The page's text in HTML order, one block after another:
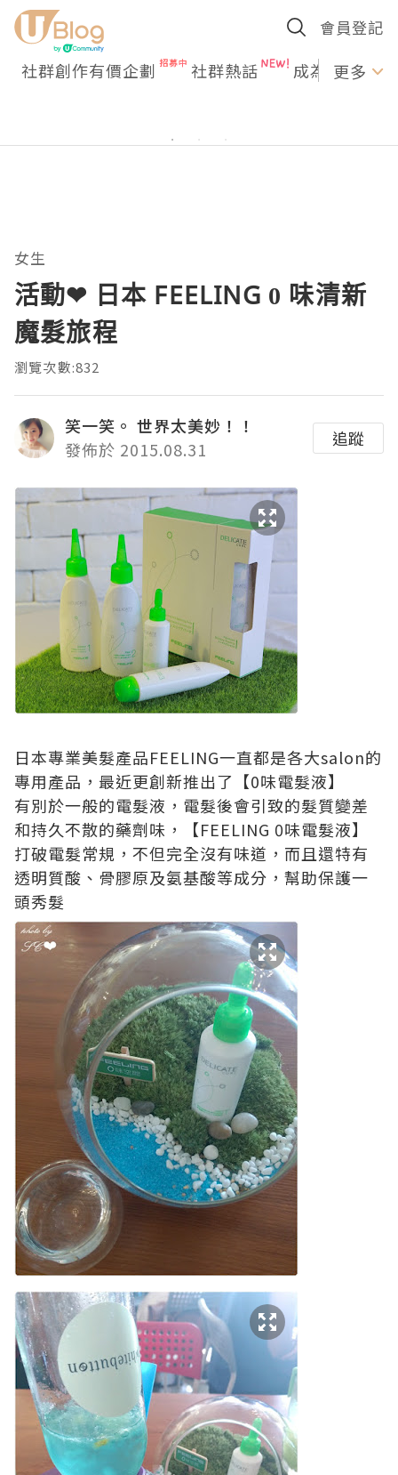
會員登記
社群創作有價企劃 社群熱話 成為U更多
女生
活動❤ 日本 FEELING 0 味清新
魔髮旅程
瀏覽次數:832
笑一笑。 世界太美妙！！
發佈於 2015.08.31
追蹤
日本專業美髮產品FEELING一直都是各大salon的
專用產品，最近更創新推出了【0味電髮液】
有別於一般的電髮液，電髮後會引致的髮質變差
和持久不散的藥劑味，【FEELING 0味電髮液】
打破電髮常規，不但完全沒有味道，而且還特有
透明質酸、骨膠原及氨基酸等成分，幫助保護一
頭秀髮